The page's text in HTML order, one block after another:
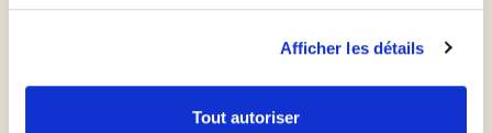
Afficher les détails
Tout autoriser